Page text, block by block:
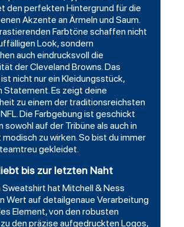
den perfekten Hintergrund für die
Akzente an Ärmeln und Saum.
Farbtöne schaffen nicht
Look, sondern
auch eindrucksvoll die
der Cleveland Browns. Das
nicht nur ein Kleidungsstück,
Statement. Es zeigt deine
zu einem der traditionsreichsten
Die Farbgebung ist geschickt
sowohl auf der Tribüne als auch in
zu wirken. So bist du immer
gekleidet.
bis zur letzten Naht
hat Mitchell & Ness
Wert auf detailgenaue Verarbeitung
Element, von den robusten
den präzise aufgedruckten Logos,